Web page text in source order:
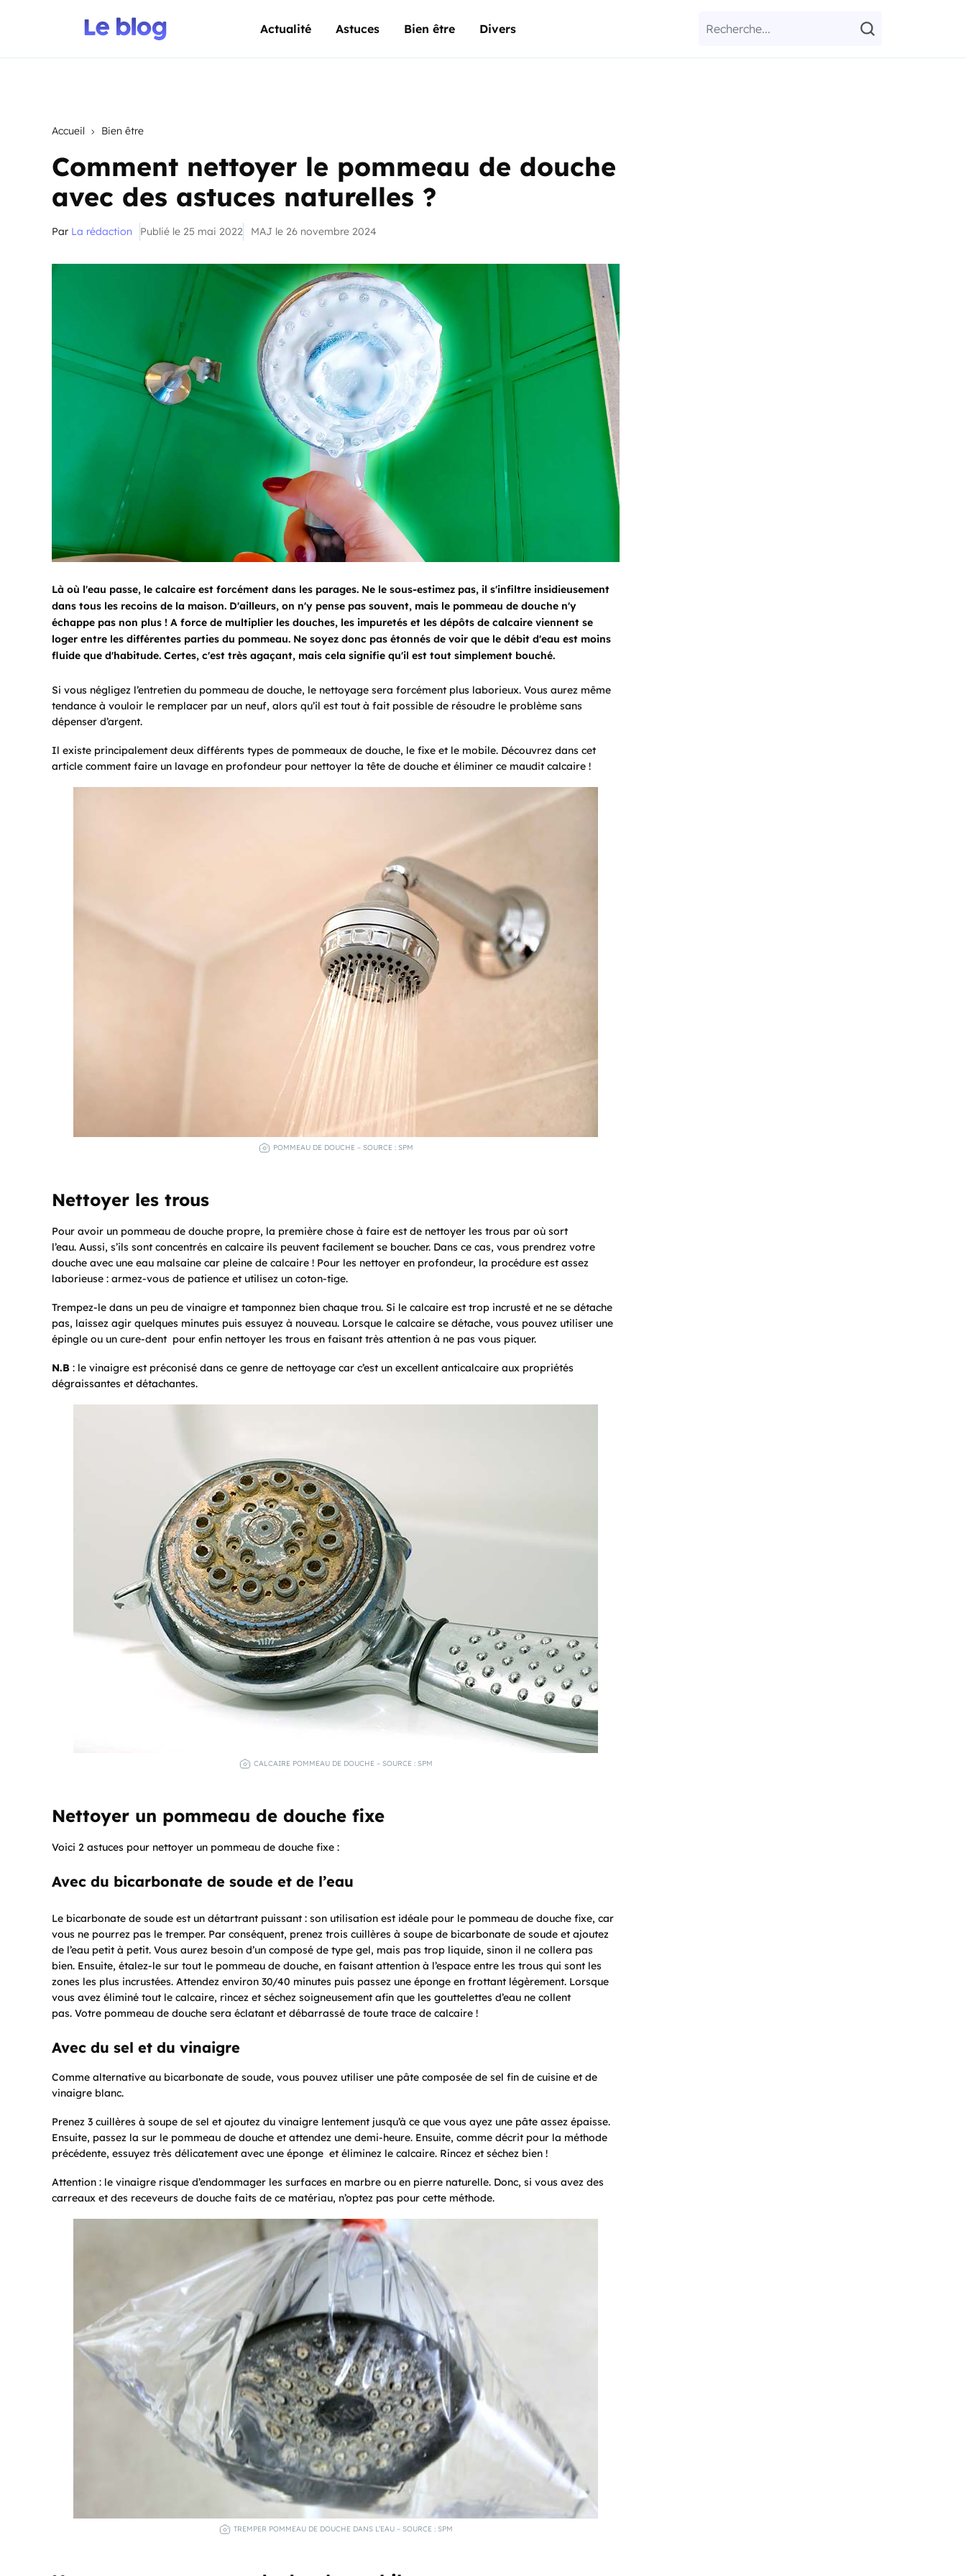
Actualité Astuces Bien être Divers
Accueil Bien être
Comment nettoyer le pommeau de douche
avec des astuces naturelles ?
Par La rédaction Publié le 25 mai 2022 MAJ le 26 novembre 2024
Là où l'eau passe, le calcaire est forcément dans les parages. Ne le sous-estimez pas, il s'infiltre insidieusement
dans tous les recoins de la maison. D'ailleurs, on n'y pense pas souvent, mais le pommeau de douche n'y
échappe pas non plus ! A force de multiplier les douches, les impuretés et les dépôts de calcaire viennent se
loger entre les différentes parties du pommeau. Ne soyez donc pas étonnés de voir que le débit d'eau est moins
fluide que d'habitude. Certes, c'est très agaçant, mais cela signifie qu'il est tout simplement bouché.
Si vous négligez l’entretien du pommeau de douche, le nettoyage sera forcément plus laborieux. Vous aurez même
tendance à vouloir le remplacer par un neuf, alors qu’il est tout à fait possible de résoudre le problème sans
dépenser d’argent.
Il existe principalement deux différents types de pommeaux de douche, le fixe et le mobile. Découvrez dans cet
article comment faire un lavage en profondeur pour nettoyer la tête de douche et éliminer ce maudit calcaire !
POMMEAU DE DOUCHE – SOURCE : SPM
Nettoyer les trous
Pour avoir un pommeau de douche propre, la première chose à faire est de nettoyer les trous par où sort
l’eau. Aussi, s’ils sont concentrés en calcaire ils peuvent facilement se boucher. Dans ce cas, vous prendrez votre
douche avec une eau malsaine car pleine de calcaire ! Pour les nettoyer en profondeur, la procédure est assez
laborieuse : armez-vous de patience et utilisez un coton-tige.
Trempez-le dans un peu de vinaigre et tamponnez bien chaque trou. Si le calcaire est trop incrusté et ne se détache
pas, laissez agir quelques minutes puis essuyez à nouveau. Lorsque le calcaire se détache, vous pouvez utiliser une
épingle ou un cure-dent pour enfin nettoyer les trous en faisant très attention à ne pas vous piquer.
N.B : le vinaigre est préconisé dans ce genre de nettoyage car c’est un excellent anticalcaire aux propriétés
dégraissantes et détachantes.
CALCAIRE POMMEAU DE DOUCHE – SOURCE : SPM
Nettoyer un pommeau de douche fixe
Voici 2 astuces pour nettoyer un pommeau de douche fixe :
Avec du bicarbonate de soude et de l’eau
Le bicarbonate de soude est un détartrant puissant : son utilisation est idéale pour le pommeau de douche fixe, car
vous ne pourrez pas le tremper. Par conséquent, prenez trois cuillères à soupe de bicarbonate de soude et ajoutez
de l’eau petit à petit. Vous aurez besoin d’un composé de type gel, mais pas trop liquide, sinon il ne collera pas
bien. Ensuite, étalez-le sur tout le pommeau de douche, en faisant attention à l’espace entre les trous qui sont les
zones les plus incrustées. Attendez environ 30/40 minutes puis passez une éponge en frottant légèrement. Lorsque
vous avez éliminé tout le calcaire, rincez et séchez soigneusement afin que les gouttelettes d’eau ne collent
pas. Votre pommeau de douche sera éclatant et débarrassé de toute trace de calcaire !
Avec du sel et du vinaigre
Comme alternative au bicarbonate de soude, vous pouvez utiliser une pâte composée de sel fin de cuisine et de
vinaigre blanc.
Prenez 3 cuillères à soupe de sel et ajoutez du vinaigre lentement jusqu’à ce que vous ayez une pâte assez épaisse.
Ensuite, passez la sur le pommeau de douche et attendez une demi-heure. Ensuite, comme décrit pour la méthode
précédente, essuyez très délicatement avec une éponge et éliminez le calcaire. Rincez et séchez bien !
Attention : le vinaigre risque d’endommager les surfaces en marbre ou en pierre naturelle. Donc, si vous avez des
carreaux et des receveurs de douche faits de ce matériau, n’optez pas pour cette méthode.
TREMPER POMMEAU DE DOUCHE DANS L’EAU – SOURCE : SPM